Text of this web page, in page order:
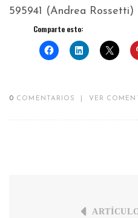
595941 (Andrea Rossetti)
Comparte esto:
0 COMENTARIOS VER